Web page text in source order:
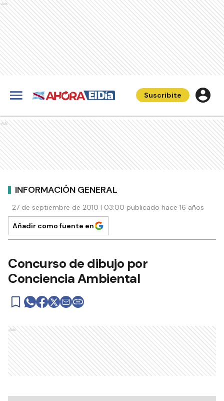
Ads
Suscribite
Ads
INFORMACIÓN GENERAL
27 de septiembre de 2010 | 03:00 publicado hace 16 años
Añadir como fuente en
Concurso de dibujo por
Conciencia Ambiental
Ads